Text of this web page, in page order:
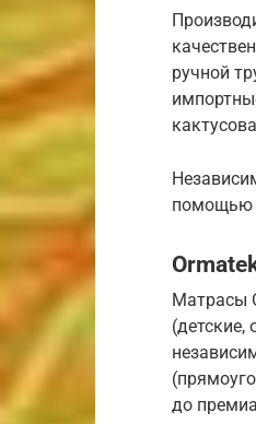
ручной
помощью
Матрасы
(детские,
до